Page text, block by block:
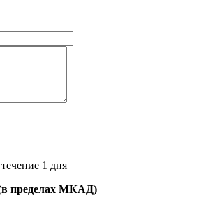
1 дня
пределах МКАД)